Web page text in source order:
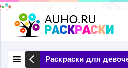
Перейти
к
основному
содержанию
Природа Раскраски для